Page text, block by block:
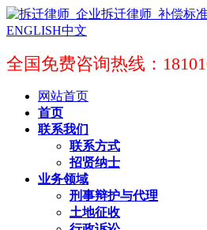
ENGLISH中文
全国免费咨询热线：
网站首页
首页
联系我们
联系方式
招贤纳士
业务领域
刑事辩护与代理
土地征收